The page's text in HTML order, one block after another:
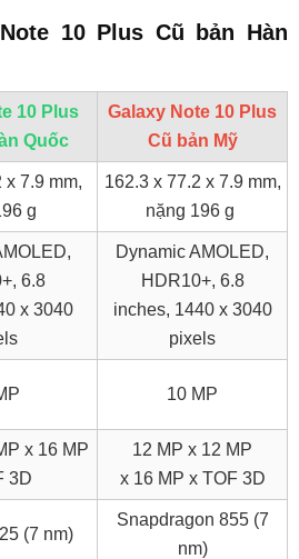
10 Plus Cũ bản Hàn
10 Plus
Quốc
Galaxy Note 10 Plus
Cũ bản Mỹ
x 7.9 mm,
g
162.3 x 77.2 x 7.9 mm,
nặng 196 g
6.8
x 3040
Dynamic AMOLED,
HDR10+, 6.8
inches, 1440 x 3040
pixels
10 MP
x 16 MP
3D
12 MP x 12 MP
x 16 MP x TOF 3D
(7 nm)
Snapdragon 855 (7
nm)